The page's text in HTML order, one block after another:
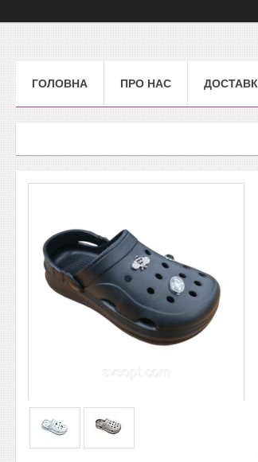
ГОЛОВНА ПРО НАС